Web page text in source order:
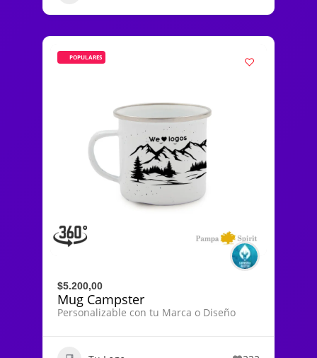
POPULARES
$5.200,00
Mug Campster
Personalizable con tu Marca o Diseño